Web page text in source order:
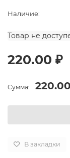
Наличие:
Товар не
220.00 ₽
Сумма:
В закладки